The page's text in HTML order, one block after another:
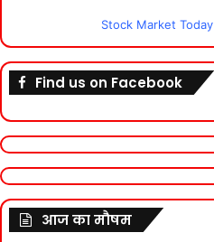
Stock Market Today
Find us on Facebook
आज का मौषम